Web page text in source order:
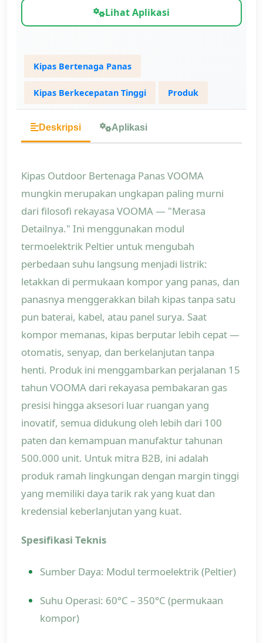
Lihat Aplikasi
Kipas Bertenaga Panas
Kipas Berkecepatan Tinggi Produk
Deskripsi Aplikasi
Kipas Outdoor Bertenaga Panas VOOMA
mungkin merupakan ungkapan paling murni
dari filosofi rekayasa VOOMA — "Merasa
Detailnya." Ini menggunakan modul
termoelektrik Peltier untuk mengubah
perbedaan suhu langsung menjadi listrik:
letakkan di permukaan kompor yang panas, dan
panasnya menggerakkan bilah kipas tanpa satu
pun baterai, kabel, atau panel surya. Saat
kompor memanas, kipas berputar lebih cepat —
otomatis, senyap, dan berkelanjutan tanpa
henti. Produk ini menggambarkan perjalanan 15
tahun VOOMA dari rekayasa pembakaran gas
presisi hingga aksesori luar ruangan yang
inovatif, semua didukung oleh lebih dari 100
paten dan kemampuan manufaktur tahunan
500.000 unit. Untuk mitra B2B, ini adalah
produk ramah lingkungan dengan margin tinggi
yang memiliki daya tarik rak yang kuat dan
kredensial keberlanjutan yang kuat.
Spesifikasi Teknis
Sumber Daya: Modul termoelektrik (Peltier)
Suhu Operasi: 60°C – 350°C (permukaan
kompor)